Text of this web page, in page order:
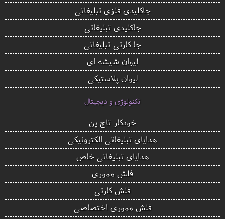
جاکلیدی فلزی تبلیغاتی
جاکلیدی تبلیغاتی
جا کارتی تبلیغاتی
لیوان شیشه ای
لیوان پلاستیکی
تکنولوژی و دیجیتال
خودکار تاچ پن
هدایای تبلیغاتی الکترونیکی
هدایای تبلیغاتی خاص
فلش مموری
فلش کارتی
فلش مموری اختصاصی